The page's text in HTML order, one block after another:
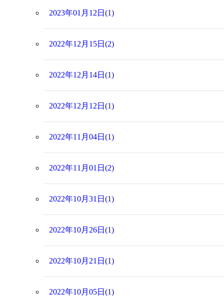
2023年01月12日(1)
2022年12月15日(2)
2022年12月14日(1)
2022年12月12日(1)
2022年11月04日(1)
2022年11月01日(2)
2022年10月31日(1)
2022年10月26日(1)
2022年10月21日(1)
2022年10月05日(1)